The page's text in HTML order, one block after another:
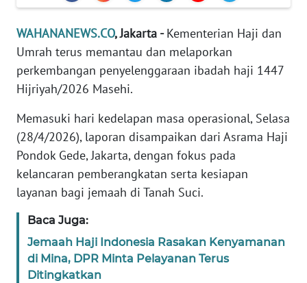
WAHANANEWS.CO, Jakarta -Kementerian Haji dan
Umrah terus memantau dan melaporkan
perkembangan penyelenggaraan ibadah haji 1447
Hijriyah/2026 Masehi.
Memasuki hari kedelapan masa operasional, Selasa
(28/4/2026), laporan disampaikan dari Asrama Haji
Pondok Gede, Jakarta, dengan fokus pada
kelancaran pemberangkatan serta kesiapan
layanan bagi jemaah di Tanah Suci.
Baca Juga:
Jemaah Haji Indonesia Rasakan Kenyamanan
di Mina, DPR Minta Pelayanan Terus
Ditingkatkan
Informasi
INDEKS
BERITA
KONTAK
KAMI
INFO
IKLAN
KAMI
PEDOMAN
MEDIA
SIBER